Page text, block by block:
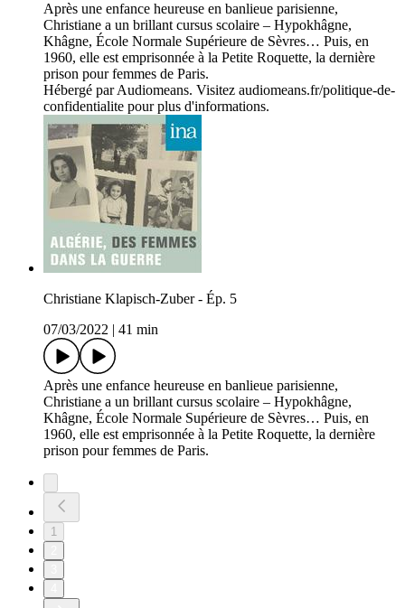
Après une enfance heureuse en banlieue parisienne,
Christiane a un brillant cursus scolaire – Hypokhâgne,
Khâgne, École Normale Supérieure de Sèvres… Puis, en
1960, elle est emprisonnée à la Petite Roquette, la dernière
prison pour femmes de Paris.
Hébergé par Audiomeans. Visitez audiomeans.fr/politique-de-
confidentialite pour plus d'informations.
Christiane Klapisch-Zuber - Ép. 5
07/03/2022
41 min
Après une enfance heureuse en banlieue parisienne,
Christiane a un brillant cursus scolaire – Hypokhâgne,
Khâgne, École Normale Supérieure de Sèvres… Puis, en
1960, elle est emprisonnée à la Petite Roquette, la dernière
prison pour femmes de Paris.
1